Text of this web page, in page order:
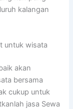
kalangan
untuk wisata
akan
bersama
cukup untuk
jasa Sewa